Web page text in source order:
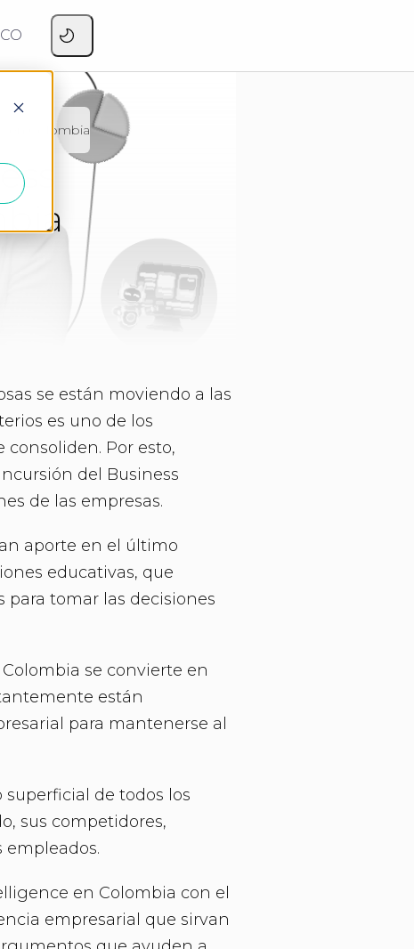
CO
en Colombia
se están moviendo a las
es uno de los
consoliden. Por esto,
del Business
de las empresas.
aporte en el último
educativas, que
para tomar las decisiones
se convierte en
están
para mantenerse al
de todos los
sus competidores,
empleados.
en Colombia con el
empresarial que sirvan